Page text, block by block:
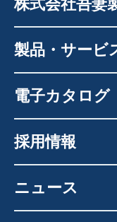
株式会社吾妻
製品・サービ
電子カタログ
採用情報
ニュース